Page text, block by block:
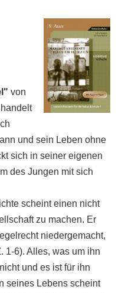
von
und sein Leben ohne
sich in seiner eigenen
des Jungen mit sich
scheint einen nicht
zu machen. Er
niedergemacht,
1-6). Alles, was um ihn
und es ist für ihn
seines Lebens scheint